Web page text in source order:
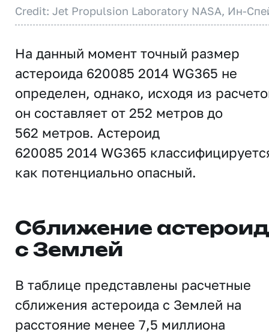
Credit: Jet Propulsion Laboratory NASA, Ин-
На данный момент точный размер
астероида 620085 2014 WG365 не
определен, однако, исходя из
он составляет от 252 метров до
562 метров. Астероид
620085 2014 WG365
как потенциально опасный.
Сближение
с Землей
В таблице представлены расчетные
сближения астероида с Землей на
расстояние менее 7,5 миллиона